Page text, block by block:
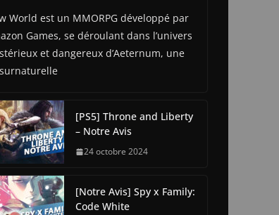
World est un MMORPG développé par
Games, se déroulant dans l’univers
et dangereux d’Aeternum, une
[PS5] Throne and Liberty
– Notre Avis
24 octobre 2024
[Notre Avis] Spy x Family:
Code White